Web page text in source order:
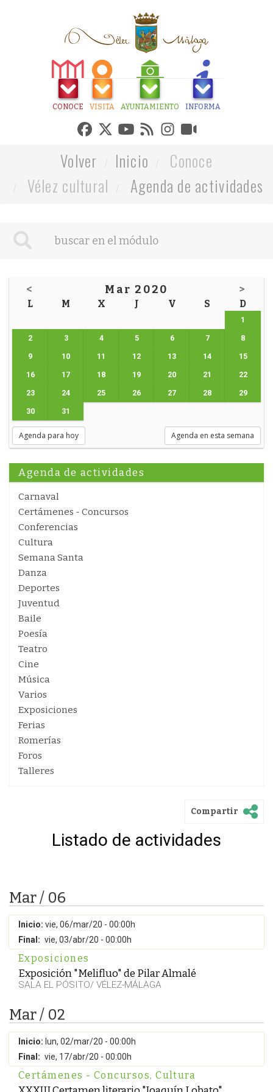
CONOCE VISITA AYUNTAMIENTO INFORMA
Volver Inicio
Conoce
Vélez cultural
Agenda de actividades
< Mar 2020 >
L M X J V S D
1
2 3 4 5 6 7 8
9 10 11 12 13 14 15
16 17 18 19 20 21 22
23 24 25 26 27 28 29
30 31
Agenda para hoy Agenda en esta semana
Agenda de actividades
Carnaval
Certámenes - Concursos
Conferencias
Cultura
Semana Santa
Danza
Deportes
Juventud
Baile
Poesía
Teatro
Cine
Música
Varios
Exposiciones
Ferias
Romerías
Foros
Talleres
Compartir
Listado de actividades
Mar / 06
Inicio: vie, 06/mar/20 - 00:00h
Final: vie, 03/abr/20 - 00:00h
Exposiciones
Exposición "Melifluo" de Pilar Almalé
SALA EL PÓSITO/ VÉLEZ-MÁLAGA
Mar / 02
Inicio: lun, 02/mar/20 - 00:00h
Final: vie, 17/abr/20 - 00:00h
Certámenes - Concursos, Cultura